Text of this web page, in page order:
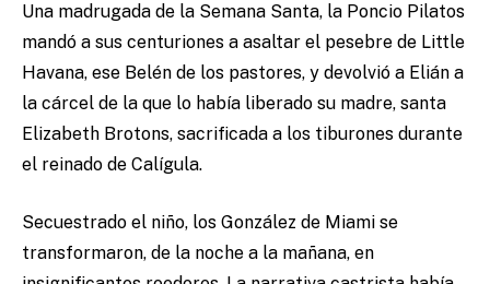
Una madrugada de la Semana Santa, la Poncio Pilatos
mandó a sus centuriones a asaltar el pesebre de Little
Havana, ese Belén de los pastores, y devolvió a Elián a
la cárcel de la que lo había liberado su madre, santa
Elizabeth Brotons, sacrificada a los tiburones durante
el reinado de Calígula.
Secuestrado el niño, los González de Miami se
transformaron, de la noche a la mañana, en